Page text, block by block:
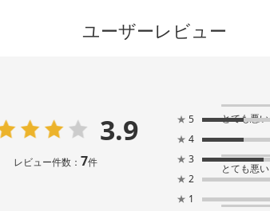
ユーザーレビュー
3.9
レビュー件数： 7件
★ 5
★ 4
★ 3
★ 2
★ 1
とても悪い
とても悪い